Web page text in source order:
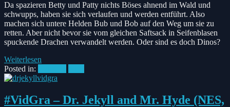
Da spazieren Betty und Patty nichts Böses ahnend im Wald und
schwupps, haben sie sich verlaufen und werden entführt. Also
machen sich untere Helden Bub und Bob auf den Weg um sie zu
retten. Aber nicht bevor sie vom gleichen Saftsack in Seifenblasen
spuckende Drachen verwandelt werden. Oder sind es doch Dinos?
Weiterlesen
Posted in:
#VidGra – Dr. Jekyll and Mr. Hyde (NES,